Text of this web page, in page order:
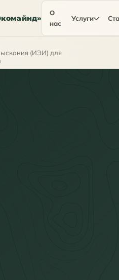
О
нас
Услуги
(ИЭИ) для